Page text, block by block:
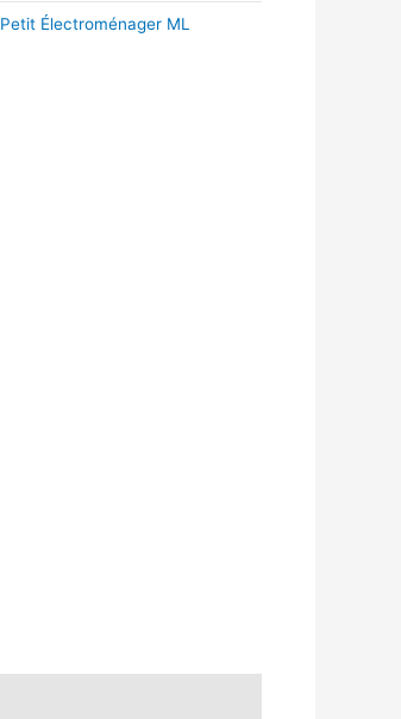
Petit Électroménager ML